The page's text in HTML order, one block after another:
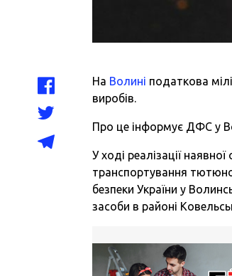
На Волині податкова
виробів.
Про це інформує ДФС у
У ході реалізації
транспортування
безпеки України у
засоби в районі